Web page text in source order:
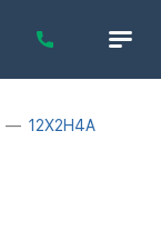
12Х2Н4А